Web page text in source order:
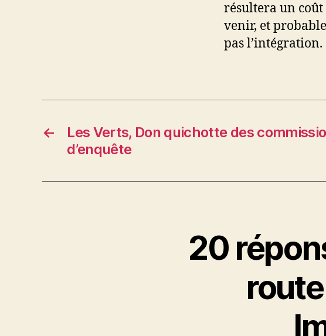
résultera un
venir, et
pas l’intégration.
←
Les Verts, Don quichotte des
d’enquête
20